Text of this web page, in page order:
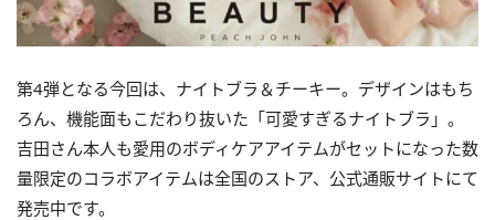
第4弾となる今回は、ナイトブラ＆チーキー。デザインはもち
ろん、機能面もこだわり抜いた「可愛すぎるナイトブラ」。
吉田さん本人も愛用のボディケアアイテムがセットになった数
量限定のコラボアイテムは全国のストア、公式通販サイトにて
発売中です。